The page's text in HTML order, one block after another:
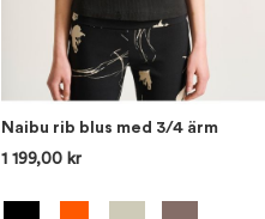
Naibu rib blus med 3/4 ärm
1 199,00 kr